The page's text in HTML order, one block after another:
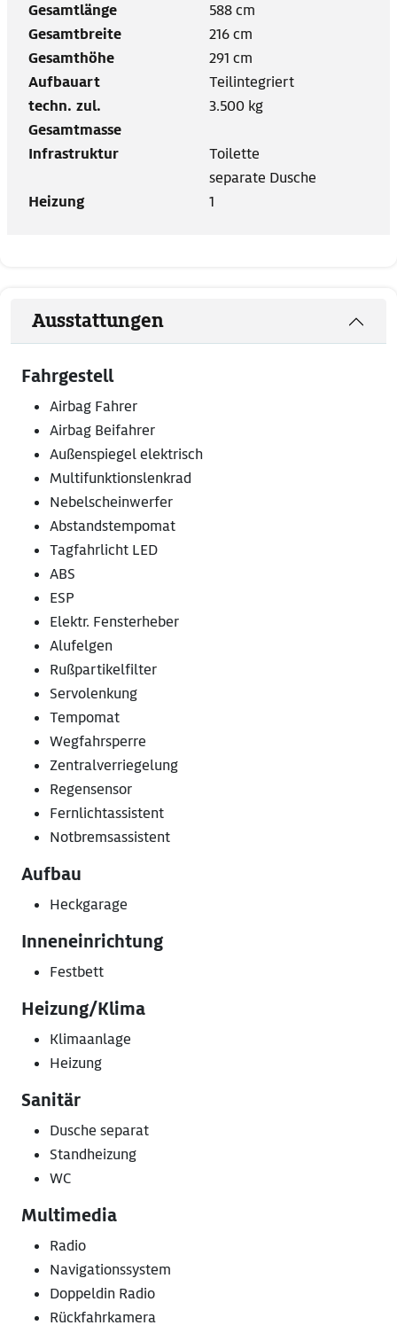
Gesamtlänge
588 cm
Gesamtbreite
216 cm
Gesamthöhe
291 cm
Aufbauart
Teilintegriert
techn. zul.
Gesamtmasse
3.500 kg
Infrastruktur
Toilette
separate Dusche
Heizung
1
Ausstattungen
Fahrgestell
Airbag Fahrer
Airbag Beifahrer
Außenspiegel elektrisch
Multifunktionslenkrad
Nebelscheinwerfer
Abstandstempomat
Tagfahrlicht LED
ABS
ESP
Elektr. Fensterheber
Alufelgen
Rußpartikelfilter
Servolenkung
Tempomat
Wegfahrsperre
Zentralverriegelung
Regensensor
Fernlichtassistent
Notbremsassistent
Aufbau
Heckgarage
Inneneinrichtung
Festbett
Heizung/Klima
Klimaanlage
Heizung
Sanitär
Dusche separat
Standheizung
WC
Multimedia
Radio
Navigationssystem
Doppeldin Radio
Rückfahrkamera